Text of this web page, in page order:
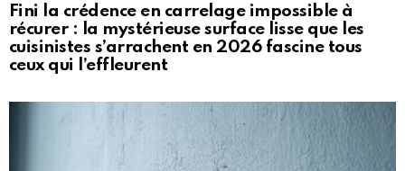
Fini la crédence en carrelage impossible à
récurer : la mystérieuse surface lisse que les
cuisinistes s’arrachent en 2026 fascine tous
ceux qui l’effleurent